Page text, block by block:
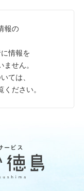
報の
情報を
せん。
ては、
ください。